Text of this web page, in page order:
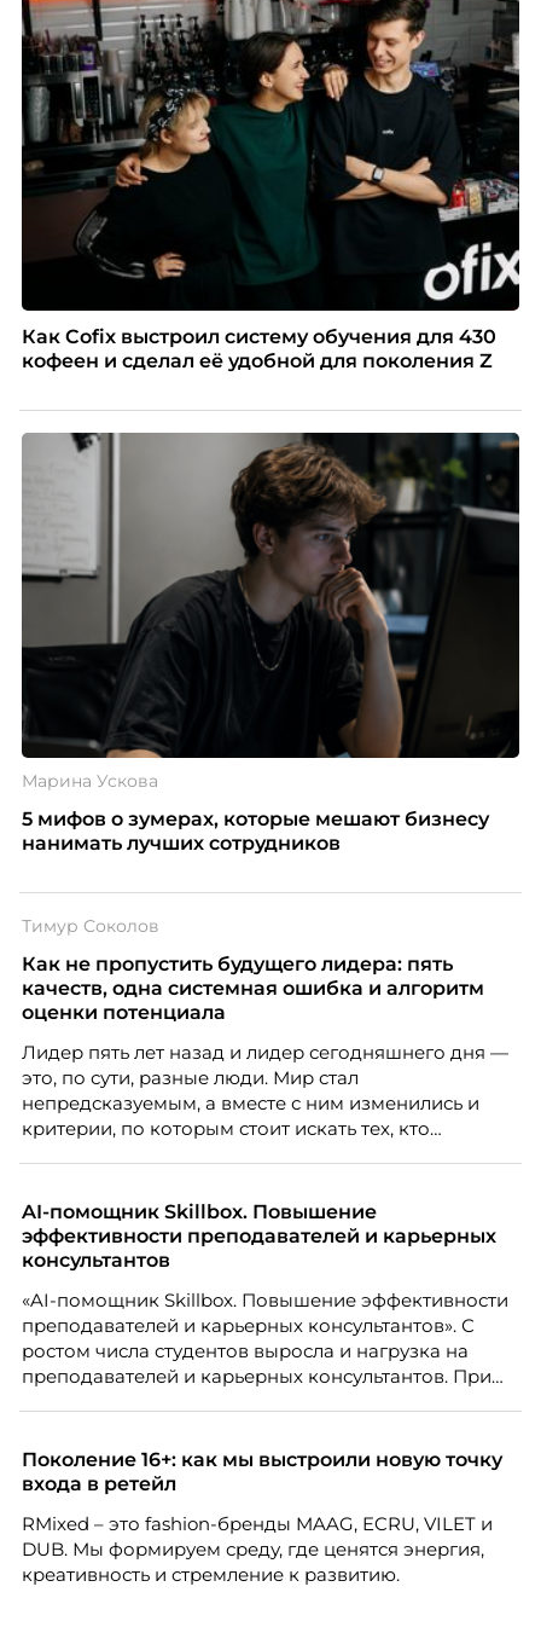
Как Cofix выстроил систему обучения для 430
кофеен и сделал её удобной для поколения Z
Марина Ускова
5 мифов о зумерах, которые мешают бизнесу
нанимать лучших сотрудников
Тимур Соколов
Как не пропустить будущего лидера: пять
качеств, одна системная ошибка и алгоритм
оценки потенциала
Лидер пять лет назад и лидер сегодняшнего дня —
это, по сути, разные люди. Мир стал
непредсказуемым, а вместе с ним изменились и
критерии, по которым стоит искать тех, кто
«свадебного генерала», почему стандартные
системы оценки часто упускают самых талантливых
людей и как выявить лидерский потенциал ещё до
Тимур Соколов, ключевой эксперт по
стратегическому развитию и формированию
культуры лидерства в организациях.
AI-помощник Skillbox. Повышение
эффективности преподавателей и карьерных
консультантов
«AI-помощник Skillbox. Повышение эффективности
преподавателей и карьерных консультантов». С
ростом числа студентов выросла и нагрузка на
преподавателей и карьерных консультантов. При
повысить эффективность сотрудников, ускорить
процессы, сохранить качество поддержки и
масштабироваться без роста команды. Так и
появился AI-помощник, встроенный в платформу
Skillbox.
Поколение 16+: как мы выстроили новую точку
входа в ретейл
RMixed – это fashion-бренды MAAG, ECRU, VILET и
DUB. Мы формируем среду, где ценятся энергия,
креативность и стремление к развитию.